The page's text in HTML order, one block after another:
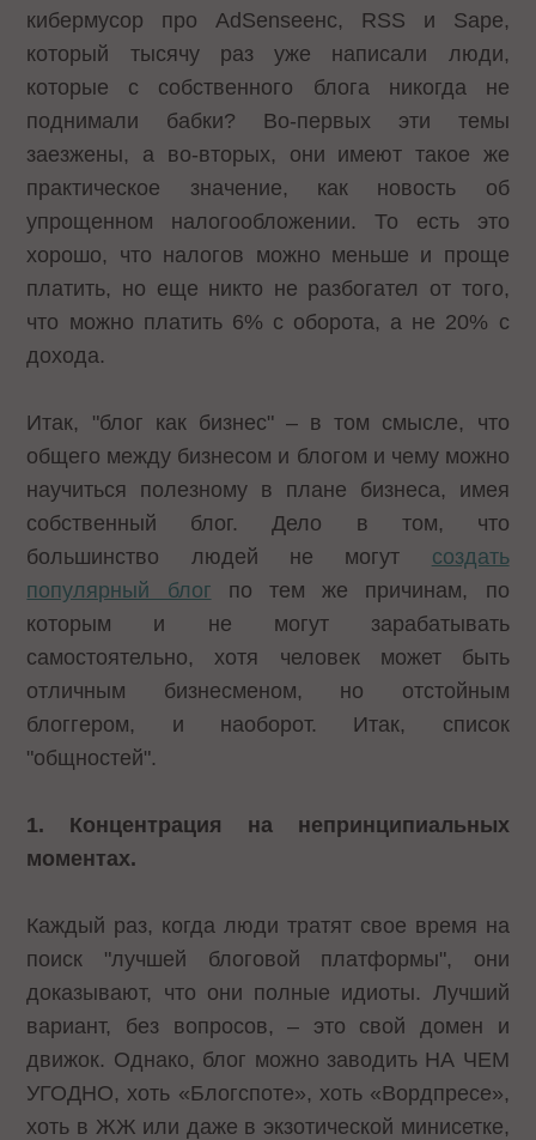
кибермусор про АdSenseенс, RSS и Sape,
который тысячу раз уже написали люди,
которые с собственного блога никогда не
поднимали бабки? Во-первых эти темы
заезжены, а во-вторых, они имеют такое же
практическое значение, как новость об
упрощенном налогообложении. То есть это
хорошо, что налогов можно меньше и проще
платить, но еще никто не разбогател от того,
что можно платить 6% с оборота, а не 20% с
дохода.
Итак, "блог как бизнес" – в том смысле, что
общего между бизнесом и блогом и чему можно
научиться полезному в плане бизнеса, имея
собственный блог. Дело в том, что
большинство людей не могут создать
популярный блог по тем же причинам, по
которым и не могут зарабатывать
самостоятельно, хотя человек может быть
отличным бизнесменом, но отстойным
блоггером, и наоборот. Итак, список
"общностей".
1. Концентрация на непринципиальных
моментах.
Каждый раз, когда люди тратят свое время на
поиск "лучшей блоговой платформы", они
доказывают, что они полные идиоты. Лучший
вариант, без вопросов, – это свой домен и
движок. Однако, блог можно заводить НА ЧЕМ
УГОДНО, хоть «Блогспоте», хоть «Вордпресе»,
хоть в ЖЖ или даже в экзотической минисетке,